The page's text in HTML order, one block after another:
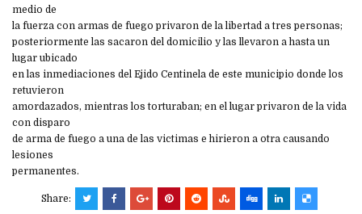
medio de
la fuerza con armas de fuego privaron de la libertad a tres personas;
posteriormente las sacaron del domicilio y las llevaron a hasta un
lugar ubicado
en las inmediaciones del Ejido Centinela de este municipio donde los
retuvieron
amordazados, mientras los torturaban; en el lugar privaron de la vida
con disparo
de arma de fuego a una de las victimas e hirieron a otra causando
lesiones
permanentes.
Share: